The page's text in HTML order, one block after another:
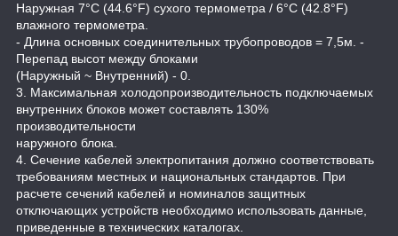
Наружная 7°C (44.6°F) сухого термометра / 6°C (42.8°F)
влажного термометра.
- Длина основных соединительных трубопроводов = 7,5м. -
Перепад высот между блоками
(Наружный ~ Внутренний) - 0.
3. Максимальная холодопроизводительность подключаемых
внутренних блоков может составлять 130%
производительности
наружного блока.
4. Сечение кабелей электропитания должно соответствовать
требованиям местных и национальных стандартов. При
расчете сечений кабелей и номиналов защитных
отключающих устройств необходимо использовать данные,
приведенные в технических каталогах.